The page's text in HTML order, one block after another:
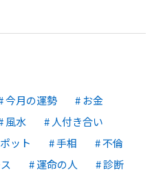
今月の運勢
お金
風水
人付き合い
ット 手相
不倫
運命の人
診断